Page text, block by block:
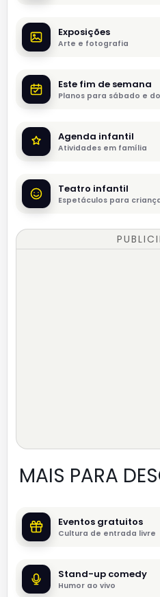
Exposições
Arte e fotografia
Este fim de semana
Planos para sábado e
Agenda infantil
Atividades em família
Teatro infantil
Espetáculos para
MAIS PARA
Eventos gratuitos
Cultura de entrada livre
Stand-up comedy
Humor ao vivo